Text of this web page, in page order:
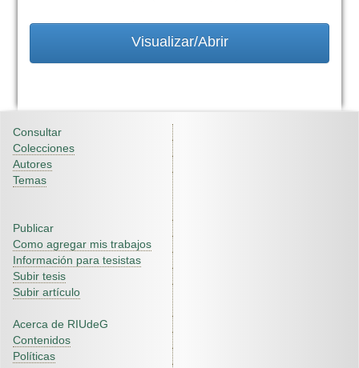
Visualizar/Abrir
Consultar
Colecciones
Autores
Temas
Publicar
Como agregar mis trabajos
Información para tesistas
Subir tesis
Subir artículo
Acerca de RIUdeG
Contenidos
Políticas